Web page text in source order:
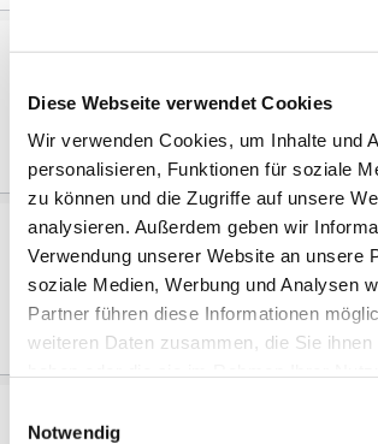
Diese Webseite verwendet Cookies
Wir verwenden Cookies, um Inhalte und
personalisieren, Funktionen für soziale
zu können und die Zugriffe auf unsere
analysieren. Außerdem geben wir
Verwendung unserer Website an unsere
soziale Medien, Werbung und Analysen
Partner führen diese Informationen
weiteren Daten zusammen, die Sie ihnen
Notwendig
Hammam-Seifenschaum-
B2 Hotel Zürich -Massage
n & Anwendungen Gönn dir während deines Aufenthalts im B2 Hotel
RoyalMassage